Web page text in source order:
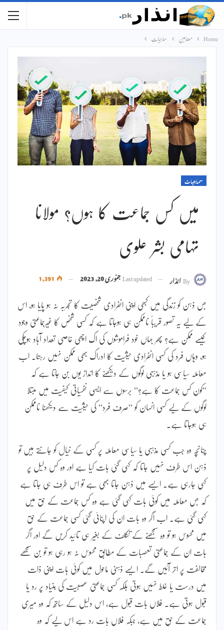
Home مضامین سماجیات
سماجیات
میں کس جماعت کا ہوں؟ مولانا
تہامی بشر علوی
Byانذار Last updatedجنوری 20, 2023
جس ذہن کو زندگی میں کبھی اپنی انفرادی شخصیت کا تجربہ نہ ہو پایا ہو، اس
کے لیے یہ تصور قریباً ناممکن ہی ہوجاتا ہے کہ کسی شخص کا غیرجماعتی وجود
کیسے ممکن ہے؟ پھر جہاں خود فراموشوں کی اک اچھی خاصی تعداد آباد ہوچکی
ہو، وہاں فرد کی کسی انفرادی حیثیت کا ادراک بھی ممکن نہیں رہتا۔ اب
معاملہ سیاسی ہو یا مذہبی لوگوں کے دیکھنے کا انداز یوں بن جاتا ہے کہ
”کون کس جماعت کا ہے؟” برسوں سے ایسی نفسیاتی کیفیت میں مبتلا
لوگوں کے لیے کسی انسان کو ”صرف فرد” کی حیثیت سے دیکھنا ناممکن
ہی ہوجاتا ہے۔
چنانچہ وہ جب کسی مذہبی یا سیاسی معاملہ پر کسی کے خیال کو جانتے ہیں تو
ذہن اس طرف نہیں جاتا کہ کہی گئی بات کیا ہے اور وہ کس دلیل پر
کہی جارہی ہے۔ ایسے میں ذہن جاتا بھی ہے تو اس طرف ہی جاتا ہے
کہ جس معاملہ میں کوئی بات کہی گئی ہے وہ کس جماعت کے حق میں
کہی گئی ہے۔ اب اگر وہ بات ان کی اپنائی گئی کسی جماعت کے حق
میں محسوس ہو تو وہ سمجھنے کے تکلف کے بغیر ہی تائید کریں گے اور اگر
بات ان کے جماعتی تعصبات کے مطابق محسوس نہ ہو رہی ہو تو بن سمجھے
مخالفت پر اتر آئیں گے۔ ایسے ذہنی ماحول میں کوئی بات اپنی ذات
میں درست یا غلط نہیں ہوتی بلکہ کسی جماعتی عصبیت کی بنیاد پر رد یا
قبول ہوتی ہے۔ فلاں بات قبول ہے، اس دلیل کے ساتھ کہ وہ میری
جماعت کے حق میں ہے، جبکہ فلاں بات رد ہے اس لیے کہ وہ